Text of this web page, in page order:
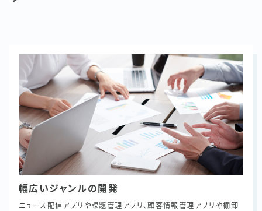
幅広いジャンルの開発
ニュース配信アプリや課題管理アプリ、顧客情報管理アプリや棚卸